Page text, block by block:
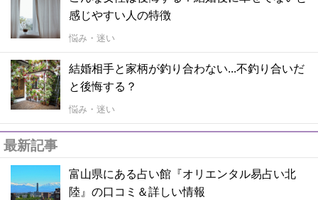
感じやすい人の特徴
悩み・迷い
結婚相手と家柄が釣り合わない...不釣り合いだ
と後悔する？
悩み・迷い
最新記事
富山県にある占い館『オリエンタル易占い北
陸』の口コミ＆詳しい情報